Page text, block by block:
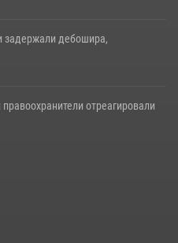
задержали дебошира,
отреагировали